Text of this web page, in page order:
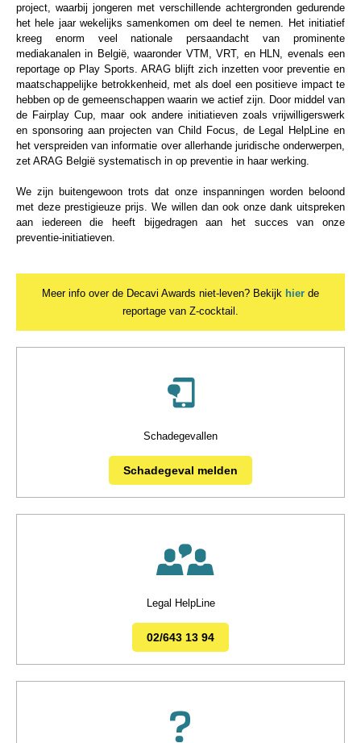
project, waarbij jongeren met verschillende achtergronden gedurende
het hele jaar wekelijks samenkomen om deel te nemen. Het initiatief
kreeg enorm veel nationale persaandacht van prominente
mediakanalen in België, waaronder VTM, VRT, en HLN, evenals een
reportage op Play Sports. ARAG blijft zich inzetten voor preventie en
maatschappelijke betrokkenheid, met als doel een positieve impact te
hebben op de gemeenschappen waarin we actief zijn. Door middel van
de Fairplay Cup, maar ook andere initiatieven zoals vrijwilligerswerk
en sponsoring aan projecten van Child Focus, de Legal HelpLine en
het verspreiden van informatie over allerhande juridische onderwerpen,
zet ARAG België systematisch in op preventie in haar werking.
We zijn buitengewoon trots dat onze inspanningen worden beloond
met deze prestigieuze prijs. We willen dan ook onze dank uitspreken
aan iedereen die heeft bijgedragen aan het succes van onze
preventie-initiatieven.
Meer info over de Decavi Awards niet-leven? Bekijk hier de
reportage van Z-cocktail.
Schadegevallen
Schadegeval melden
Legal HelpLine
02/643 13 94